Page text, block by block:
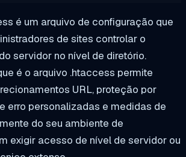
é um arquivo de configuração que
de sites controlar o
servidor no nível de diretório.
é o arquivo .htaccess permite
URL, proteção por
erro personalizadas e medidas de
do seu ambiente de
exigir acesso de nível de servidor ou